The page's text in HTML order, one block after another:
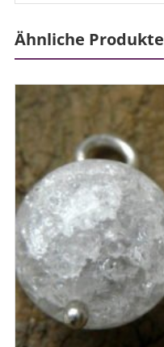
Ähnliche Produkte